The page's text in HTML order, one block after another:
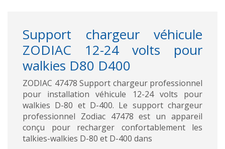
Support chargeur véhicule
ZODIAC 12-24 volts pour
walkies D80 D400
ZODIAC 47478 Support chargeur professionnel
pour installation véhicule 12-24 volts pour
walkies D-80 et D-400. Le support chargeur
professionnel Zodiac 47478 est un appareil
conçu pour recharger confortablement les
talkies-walkies D-80 et D-400 dans